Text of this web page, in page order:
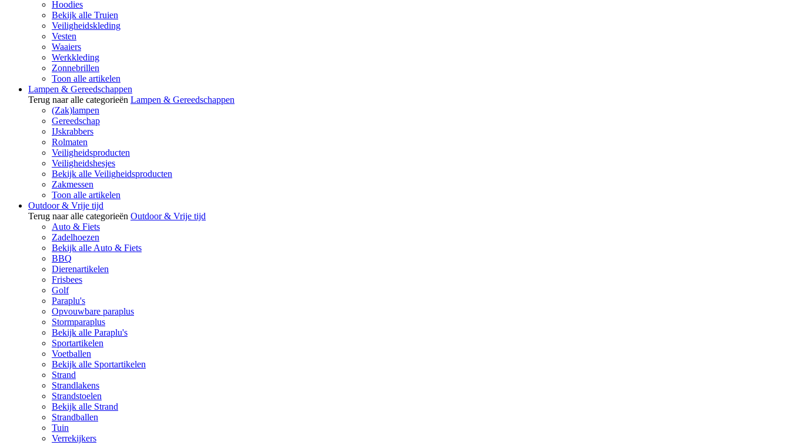
Hoodies
Bekijk alle Truien
Veiligheidskleding
Vesten
Waaiers
Werkkleding
Zonnebrillen
Toon alle artikelen
Lampen & Gereedschappen
Terug naar alle categorieën Lampen & Gereedschappen
(Zak)lampen
Gereedschap
IJskrabbers
Rolmaten
Veiligheidsproducten
Veiligheidshesjes
Bekijk alle Veiligheidsproducten
Zakmessen
Toon alle artikelen
Outdoor & Vrije tijd
Terug naar alle categorieën Outdoor & Vrije tijd
Auto & Fiets
Zadelhoezen
Bekijk alle Auto & Fiets
BBQ
Dierenartikelen
Frisbees
Golf
Paraplu's
Opvouwbare paraplus
Stormparaplus
Bekijk alle Paraplu's
Sportartikelen
Voetballen
Bekijk alle Sportartikelen
Strand
Strandlakens
Strandstoelen
Bekijk alle Strand
Strandballen
Tuin
Verrekijkers